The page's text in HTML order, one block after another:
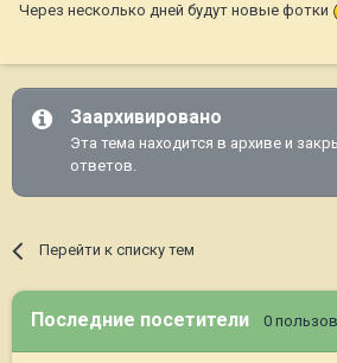
Через несколько дней будут новые фотки
Заархивировано
Эта тема находится в архиве и
ответов.
Перейти к списку тем
Последние посетители 0